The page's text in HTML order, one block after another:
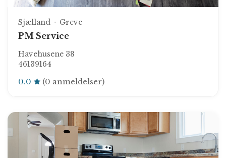
Sjælland Greve
PM Service
Havehusene 38
46139164
0.0 (0 anmeldelser)